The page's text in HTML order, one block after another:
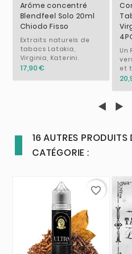
Arôme concentré
Blendfeel Solo 20ml
Chiodo Fisso
Extraits naturels de
tabacs Latakia,
Virginia, Katerini.
17,90 €
Un
et
16 AUTRES PRODUITS
CATÉGORIE :
favorite_border